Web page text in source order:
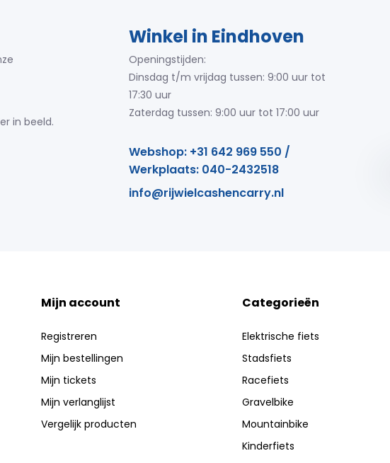
in beeld.
Winkel in Eindhoven
Openingstijden:
Dinsdag t/m vrijdag tussen: 9:00 uur tot
17:30 uur
Zaterdag tussen: 9:00 uur tot 17:00 uur
Webshop: +31 642 969 550 /
Werkplaats: 040-2432518
info@rijwielcashencarry.nl
Mijn account
Registreren
Mijn bestellingen
Mijn tickets
Mijn verlanglijst
Vergelijk producten
Categorieën
Elektrische fiets
Stadsfiets
Racefiets
Gravelbike
Mountainbike
Kinderfiets